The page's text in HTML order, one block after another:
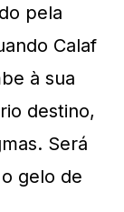
pela
Calaf
à sua
destino,
Será
gelo de